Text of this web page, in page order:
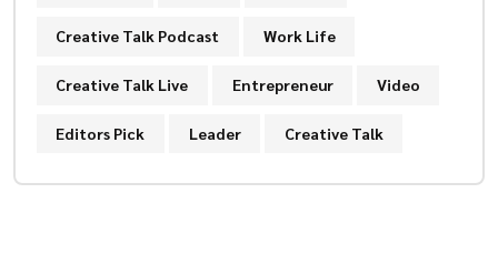
Creative Talk Podcast Work Life
Creative Talk Live Entrepreneur Video
Editors Pick Leader Creative Talk